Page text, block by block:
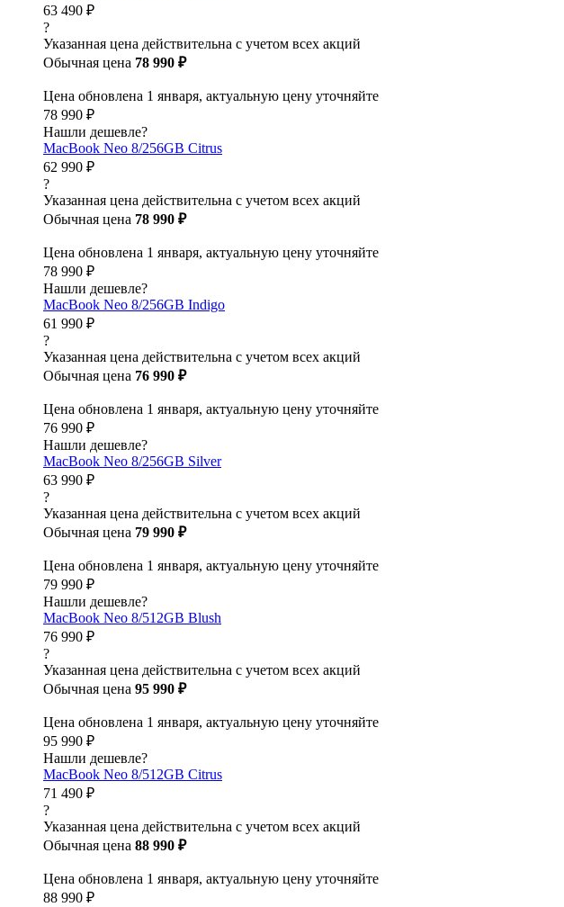
63 490 ₽
?
Указанная цена действительна с учетом всех акций
Обычная цена 78 990 ₽
Цена обновлена 1 января, актуальную цену уточняйте
78 990 ₽
Нашли дешевле?
MacBook Neo 8/256GB Citrus
62 990 ₽
?
Указанная цена действительна с учетом всех акций
Обычная цена 78 990 ₽
Цена обновлена 1 января, актуальную цену уточняйте
78 990 ₽
Нашли дешевле?
MacBook Neo 8/256GB Indigo
61 990 ₽
?
Указанная цена действительна с учетом всех акций
Обычная цена 76 990 ₽
Цена обновлена 1 января, актуальную цену уточняйте
76 990 ₽
Нашли дешевле?
MacBook Neo 8/256GB Silver
63 990 ₽
?
Указанная цена действительна с учетом всех акций
Обычная цена 79 990 ₽
Цена обновлена 1 января, актуальную цену уточняйте
79 990 ₽
Нашли дешевле?
MacBook Neo 8/512GB Blush
76 990 ₽
?
Указанная цена действительна с учетом всех акций
Обычная цена 95 990 ₽
Цена обновлена 1 января, актуальную цену уточняйте
95 990 ₽
Нашли дешевле?
MacBook Neo 8/512GB Citrus
71 490 ₽
?
Указанная цена действительна с учетом всех акций
Обычная цена 88 990 ₽
Цена обновлена 1 января, актуальную цену уточняйте
88 990 ₽